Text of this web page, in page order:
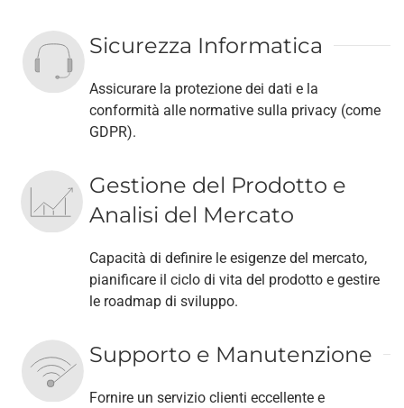
Sicurezza Informatica
Assicurare la protezione dei dati e la
conformità alle normative sulla privacy (come
GDPR).
Gestione del Prodotto e
Analisi del Mercato
Capacità di definire le esigenze del mercato,
pianificare il ciclo di vita del prodotto e gestire
le roadmap di sviluppo.
Supporto e Manutenzione
Fornire un servizio clienti eccellente e